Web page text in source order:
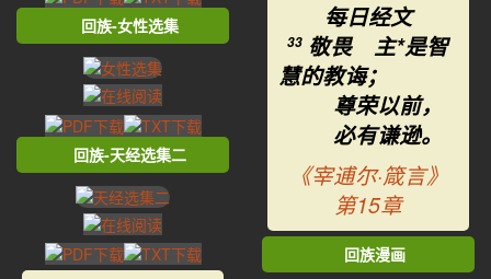
回族-女性选集
回族-天经选集二
每日经文
33 敬畏 主*是智
慧的教诲；
尊荣以前，
必有谦逊。
《宰逋尔·箴言》
第15章
回族漫画